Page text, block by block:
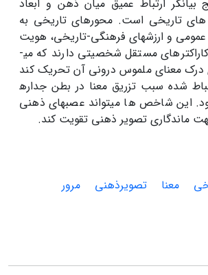
بیان­گر ارتباط عمیق میان ذهن و ابعاد
های تاریخی است. محورهای تاریخی به
و ارزش­های فرهنگی-تاریخی، هویت
مستقل شخصیتی دارند که می­
درک معنای ملموس درونی آن تحریک کند
شده سبب تزریق معنا در بطن جداره
این شاخص ها می­تواند عصب­های ذهنی
ماندگاری تصویر ذهنی تقویت کند.
معنا تصویرذهنی
مرور